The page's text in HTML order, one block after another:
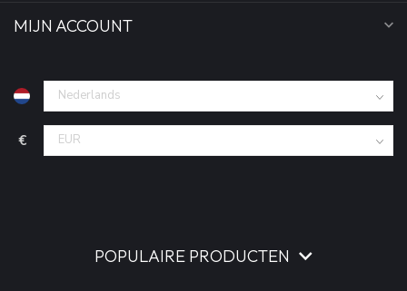
MIJN ACCOUNT
€
POPULAIRE PRODUCTEN